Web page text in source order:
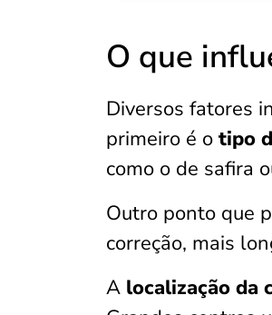
O que
Diversos fatores
primeiro é o tipo
como o de safira
Outro ponto que
correção, mais
A localização da